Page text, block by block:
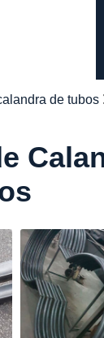
de tubos